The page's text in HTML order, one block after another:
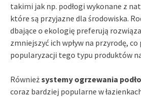
takimi jak np. podłogi wykonane z
które są przyjazne dla środowiska.
dbające o ekologię preferują
zmniejszyć ich wpływ na przyrodę, co
popularyzacji tego typu produktów
Równieżsystemy ogrzewania
coraz bardziej popularne w